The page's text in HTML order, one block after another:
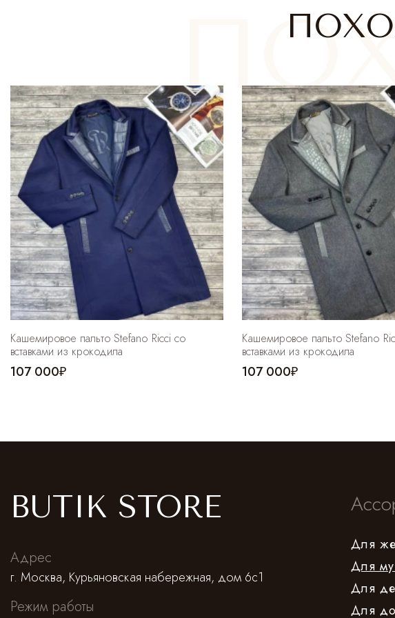
Кашемировое пальто Stefano Ricci со
вставками из крокодила
107 000₽
Кашемировое пальто Stefano
вставками из крокодила
107 000₽
BUTIK STORE
Адрес
г. Москва, Курьяновская набережная, дом 6с1
Режим работы
Для
Для
Для
Для